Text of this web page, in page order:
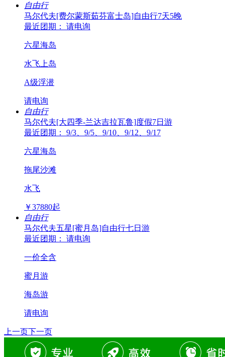
自由行
马尔代夫[费尔蒙斯茹芬富士岛]自由行7天5晚
最近团期： 请电询
六星海岛
水飞上岛
A级浮潜
请电询
自由行
马尔代夫[大四季-兰达吉拉瓦鲁]度假7日游
最近团期： 9/3、9/5、9/10、9/12、9/17
六星海岛
拖尾沙滩
水飞
￥37880起
自由行
马尔代夫五星[蜜月岛]自由行七日游
最近团期： 请电询
一价全含
蜜月游
海岛游
请电询
上一页下一页